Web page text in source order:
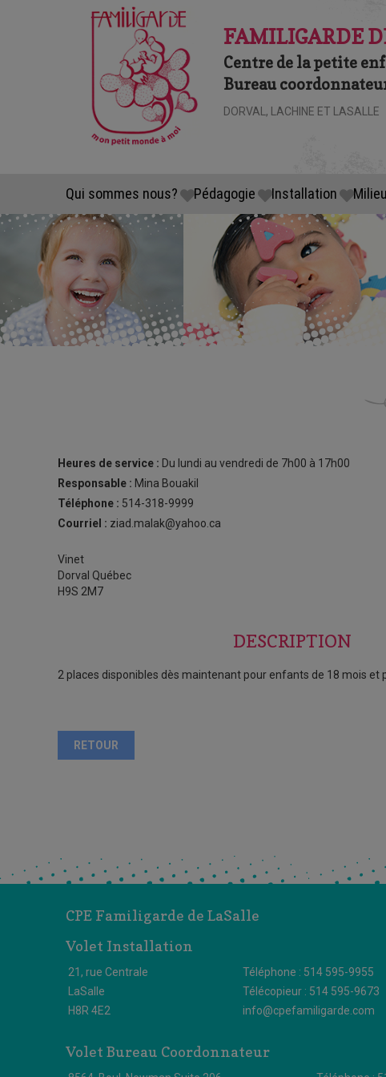
FAMILIGARDE
Centre de la petite
Bureau
DORVAL, LACHINE ET LASALLE
Qui sommes nous? Pédagogie Installation
Heures de service : Du lundi au vendredi de 7h00 à 17h00
Responsable : Mina Bouakil
Téléphone : 514-318-9999
Courriel : ziad.malak@yahoo.ca
Vinet
Dorval Québec
H9S 2M7
DESCRIPTION
2 places disponibles dès maintenant pour enfants de 18 mois et
RETOUR
CPE Familigarde de LaSalle
Volet Installation
21, rue Centrale
Téléphone : 514 595-9955
LaSalle
Télécopieur : 514 595-9673
H8R 4E2
info@cpefamiligarde.com
Volet Bureau Coordonnateur